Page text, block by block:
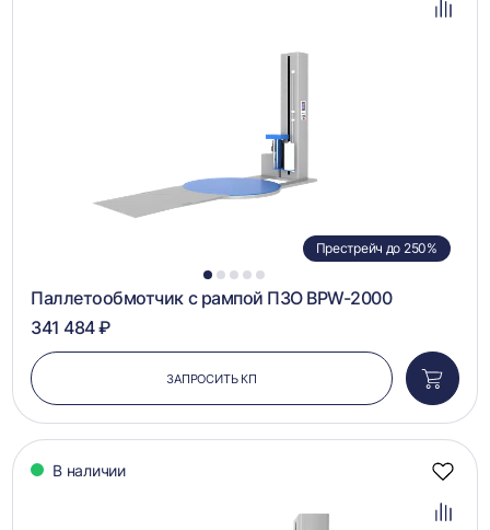
1 2 3 4 5
Престрейч до 250%
Паллетообмотчик с рампой ПЗО BPW-2000
341 484 ₽
ЗАПРОСИТЬ КП
в
В наличии